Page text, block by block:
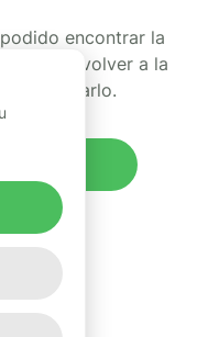
encontrar la
Puedes volver a la
a intentarlo.